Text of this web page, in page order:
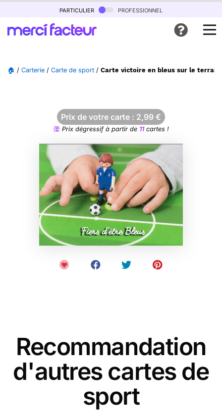
particulier professionnel
🏠 / Carterie / Carte de sport / Carte victoire en bleus sur le terrain
Prix de votre carte : 2,99 €
Prix dégressif à partir de 11cartes !
Recommandation
d'autres cartes de
sport